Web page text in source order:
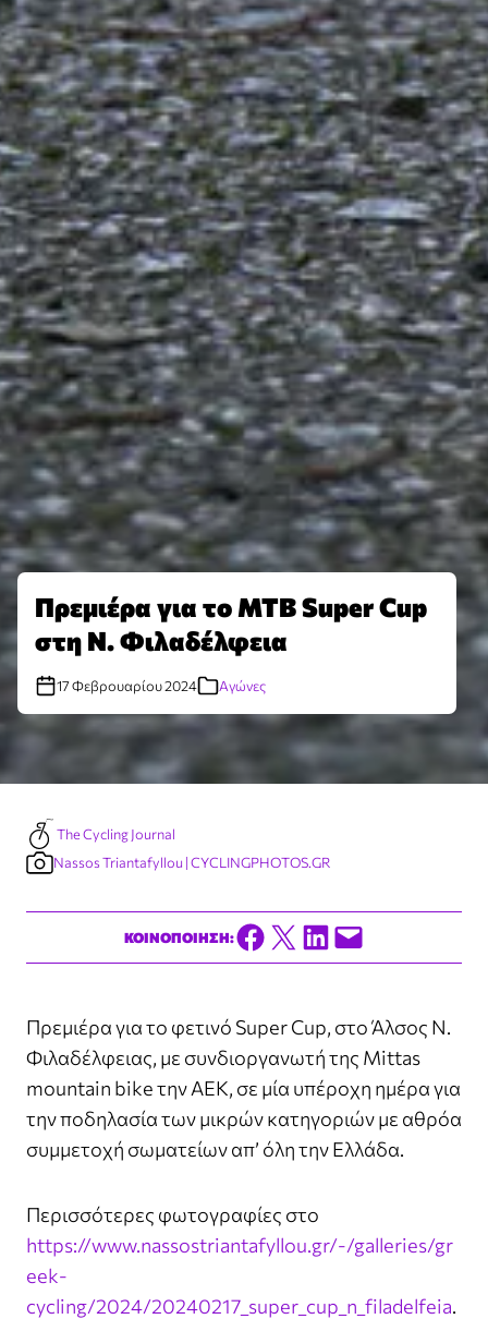
Πρεμιέρα για το MTB Super Cup
στη Ν. Φιλαδέλφεια
17 Φεβρουαρίου 2024 Αγώνες
The Cycling Journal
Nassos Triantafyllou | CYCLINGPHOTOS.GR
ΚΟΙΝΟΠΟΙΗΣΗ:Share on Facebook Share on X Share on LinkedIn Email this Page
Πρεμιέρα για το φετινό Super Cup, στο Άλσος Ν.
Φιλαδέλφειας, με συνδιοργανωτή της Mittas
mountain bikeτην ΑΕΚ, σε μία υπέροχη ημέρα για
την ποδηλασία των μικρών κατηγοριών με αθρόα
συμμετοχή σωματείων απ’ όλη την Ελλάδα.
Περισσότερες φωτογραφίες στο
https://www.nassostriantafyllou.gr/-/galleries/gr
eek-
cycling/2024/20240217_super_cup_n_filadelfeia.